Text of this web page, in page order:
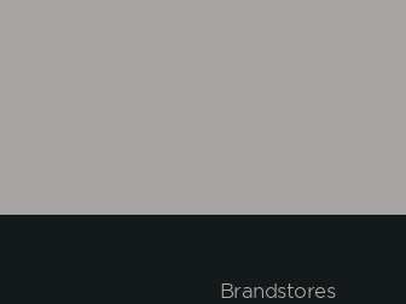
Brandstores